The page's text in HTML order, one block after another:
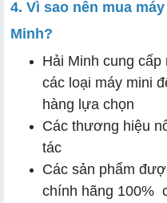
4. Vì sao nên mua
Minh?
Hải Minh cung
các loại máy mini
hàng lựa chọn
Các thương hiệu
tác
Các sản phẩm
chính hãng 100%